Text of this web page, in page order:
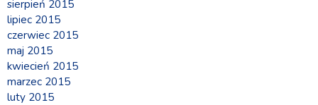
sierpień 2015
lipiec 2015
czerwiec 2015
maj 2015
kwiecień 2015
marzec 2015
luty 2015